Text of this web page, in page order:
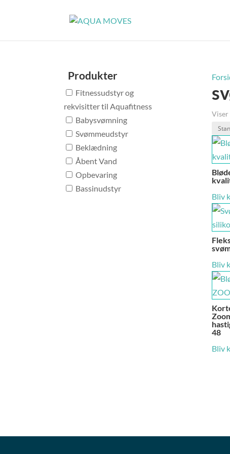
Viser
Bliv
Bliv
48
Bliv
Produkter
Fitnessudstyr og
rekvisitter til Aquafitness
Babysvømning
Svømmeudstyr
Beklædning
Åbent Vand
Opbevaring
Bassinudstyr